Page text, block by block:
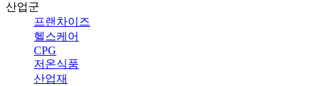
산업군
프랜차이즈
헬스케어
CPG
저온식품
산업재